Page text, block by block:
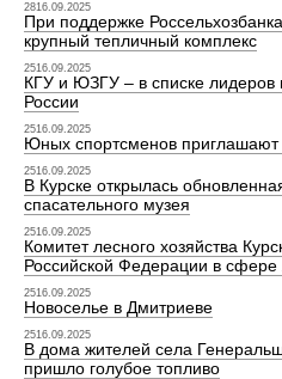
2816.09.2025
При поддержке
крупный тепличный комплекс
2516.09.2025
КГУ и ЮЗГУ – в списке лидеров
России
2516.09.2025
Юных спортсменов приглашают
2516.09.2025
В Курске открылась
спасательного музея
2516.09.2025
Комитет лесного хозяйства
Российской Федерации в сфере
2516.09.2025
Новоселье в Дмитриеве
2516.09.2025
В дома жителей села
пришло голубое топливо